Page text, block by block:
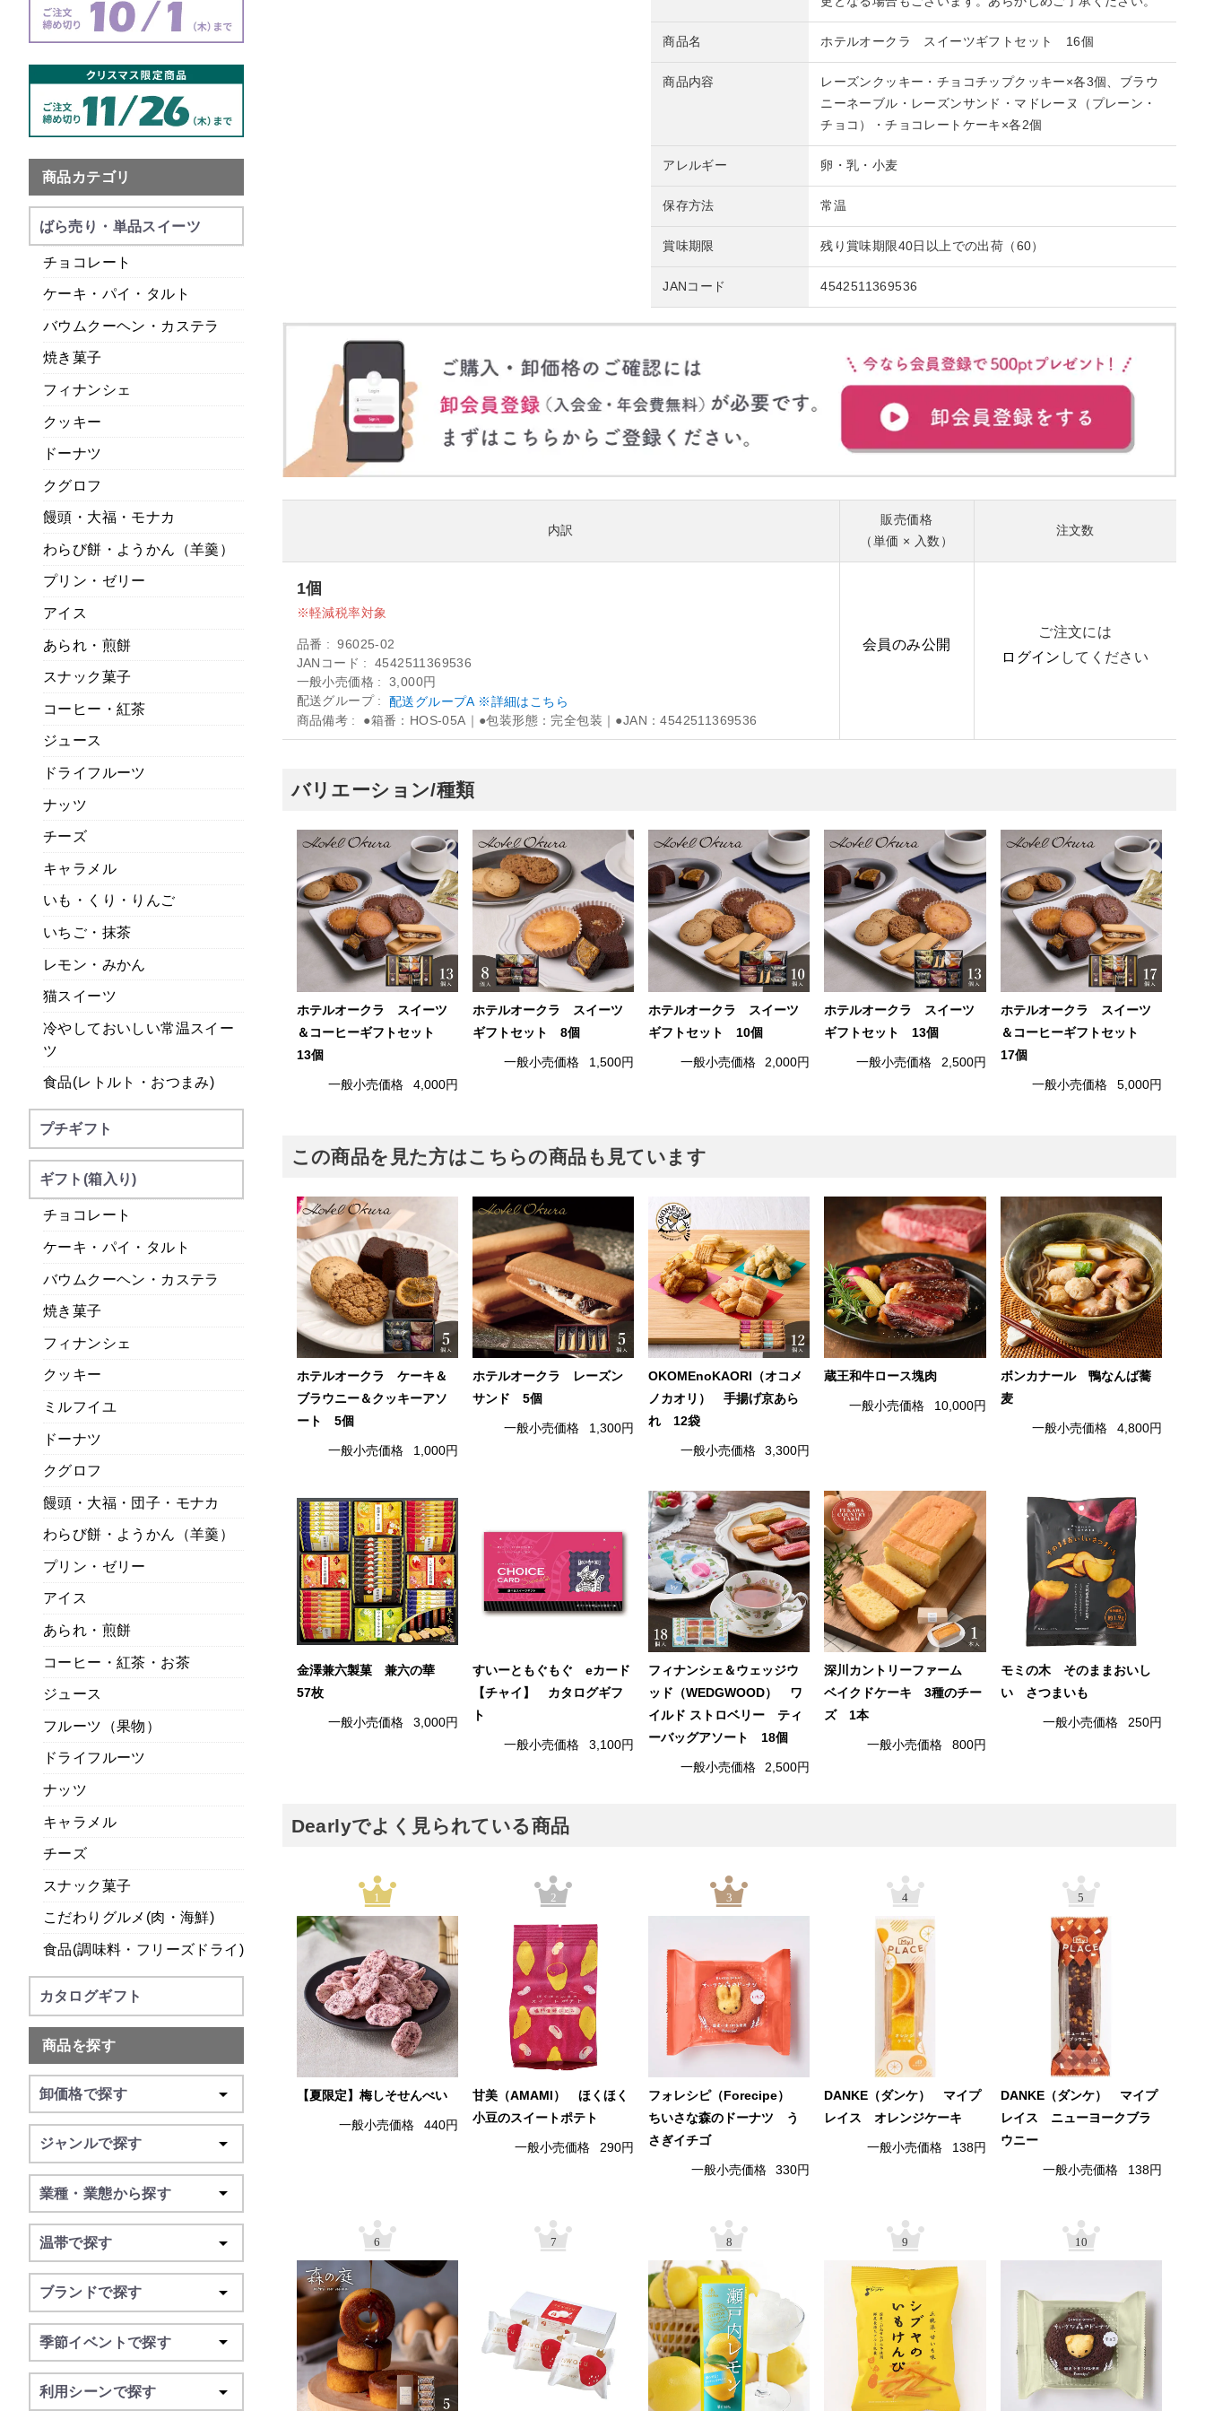
商品名 ホテルオークラ スイーツギフトセット 16個
商品内容
レーズンクッキー・チョコチップクッキー×各3個、ブラウ
ニーネーブル・レーズンサンド・マドレーヌ（プレーン・
チョコ）・チョコレートケーキ×各2個
アレルギー 卵・乳・小麦
保存方法 常温
賞味期限 残り賞味期限40日以上での出荷（60）
JANコード 4542511369536
内訳
販売価格
（単価 × 入数）
注文数
1個
軽減税率対象
品番
96025-02
JANコード
4542511369536
一般小売価格
3,000円
配送グループ
配送グループA ※詳細はこちら
商品備考 ●箱番：HOS-05A｜●包装形態：完全包装｜●JAN：4542511369536
会員のみ公開
ご注文には
ログイン してください
バリエーション/種類
ホテルオークラ スイーツ
＆コーヒーギフトセット
13個
一般小売価格 4,000円
ホテルオークラ スイーツ
ギフトセット 8個
一般小売価格 1,500円
ホテルオークラ スイーツ
ギフトセット 10個
一般小売価格 2,000円
ホテルオークラ スイーツ
ギフトセット 13個
一般小売価格 2,500円
ホテルオークラ スイーツ
＆コーヒーギフトセット
17個
一般小売価格 5,000円
この商品を見た方はこちらの商品も見ています
ホテルオークラ ケーキ＆
ブラウニー＆クッキーアソ
ート 5個
一般小売価格 1,000円
ホテルオークラ レーズン
サンド 5個
一般小売価格 1,300円
OKOMEnoKAORI（オコメ
ノカオリ） 手揚げ京あら
れ 12袋
一般小売価格 3,300円
蔵王和牛ロース塊肉
一般小売価格 10,000円
ボンカナール 鴨なんば蕎
麦
一般小売価格 4,800円
金澤兼六製菓 兼六の華
57枚
一般小売価格 3,000円
すいーともぐもぐ eカード
【チャイ】 カタログギフ
ト
一般小売価格 3,100円
フィナンシェ＆ウェッジウ
ッド（WEDGWOOD） ワ
イルド ストロベリー ティ
ーバッグアソート 18個
一般小売価格 2,500円
深川カントリーファーム
ベイクドケーキ 3種のチー
ズ 1本
一般小売価格 800円
モミの木 そのままおいし
い さつまいも
一般小売価格 250円
Dearlyでよく見られている商品
1
【夏限定】梅しそせんべい
一般小売価格 440円
2
甘美（AMAMI） ほくほく
小豆のスイートポテト
一般小売価格 290円
3
フォレシピ（Forecipe）
ちいさな森のドーナツ う
さぎイチゴ
一般小売価格 330円
4
DANKE（ダンケ） マイプ
レイス オレンジケーキ
一般小売価格 138円
5
DANKE（ダンケ） マイプ
レイス ニューヨークブラ
ウニー
一般小売価格 138円
6 7 8 9 10
商品カテゴリ
ばら売り・単品スイーツ
チョコレート
ケーキ・パイ・タルト
バウムクーヘン・カステラ
焼き菓子
フィナンシェ
クッキー
ドーナツ
クグロフ
饅頭・大福・モナカ
わらび餅・ようかん（羊羹）
プリン・ゼリー
アイス
あられ・煎餅
スナック菓子
コーヒー・紅茶
ジュース
ドライフルーツ
ナッツ
チーズ
キャラメル
いも・くり・りんご
いちご・抹茶
レモン・みかん
猫スイーツ
冷やしておいしい常温スイー
ツ
食品(レトルト・おつまみ)
プチギフト
ギフト(箱入り)
チョコレート
ケーキ・パイ・タルト
バウムクーヘン・カステラ
焼き菓子
フィナンシェ
クッキー
ミルフイユ
ドーナツ
クグロフ
饅頭・大福・団子・モナカ
わらび餅・ようかん（羊羹）
プリン・ゼリー
アイス
あられ・煎餅
コーヒー・紅茶・お茶
ジュース
フルーツ（果物）
ドライフルーツ
ナッツ
キャラメル
チーズ
スナック菓子
こだわりグルメ(肉・海鮮)
食品(調味料・フリーズドライ)
カタログギフト
商品を探す
卸価格で探す
ジャンルで探す
業種・業態から探す
温帯で探す
ブランドで探す
季節イベントで探す
利用シーンで探す